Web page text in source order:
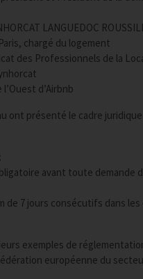
LANGUEDOC
chargé du logement
des Professionnels de la
d’Airbnb
ont présenté le cadre
avant toute demande
de 7 jours consécutifs dans
exemples de
européenne du